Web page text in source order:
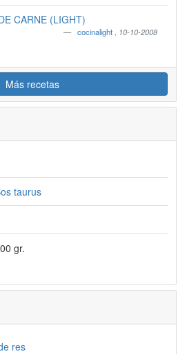
CARNE (LIGHT)
cocinalight 10-10-2008
Más recetas
taurus
gr.
res